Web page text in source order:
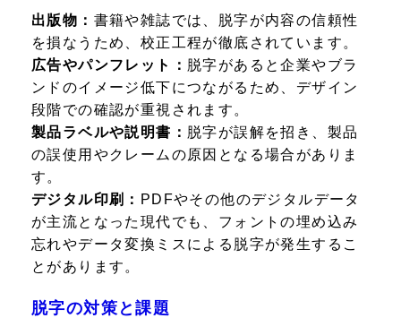
出版物： 書籍や雑誌では、脱字が内容の信頼性
を損なうため、校正工程が徹底されています。
広告やパンフレット： 脱字があると企業やブラ
ンドのイメージ低下につながるため、デザイン
段階での確認が重視されます。
製品ラベルや説明書： 脱字が誤解を招き、製品
の誤使用やクレームの原因となる場合がありま
す。
デジタル印刷： PDFやその他のデジタルデータ
が主流となった現代でも、フォントの埋め込み
忘れやデータ変換ミスによる脱字が発生するこ
とがあります。
脱字の対策と課題